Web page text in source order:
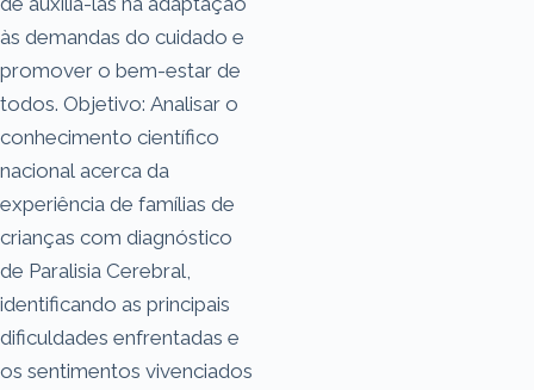
às demandas do cuidado e
promover o bem-estar de
todos. Objetivo: Analisar o
conhecimento científico
nacional acerca da
experiência de famílias de
crianças com diagnóstico
de Paralisia Cerebral,
identificando as principais
dificuldades enfrentadas e
os sentimentos vivenciados